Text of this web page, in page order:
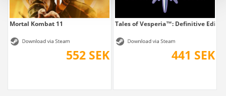
Mortal Kombat 11
552 SEK
Tales of Vesperia™: Definitive
441 SEK